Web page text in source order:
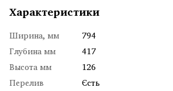
Характеристики
Ширина, мм
794
Глубина мм
417
Высота мм
126
Перелив
Єсть